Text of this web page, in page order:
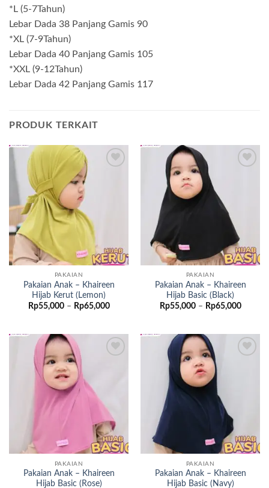
*L (5-7Tahun)
Lebar Dada 38 Panjang Gamis 90
*XL (7-9Tahun)
Lebar Dada 40 Panjang Gamis 105
*XXL (9-12Tahun)
Lebar Dada 42 Panjang Gamis 117
PRODUK TERKAIT
PAKAIAN
Pakaian Anak – Khaireen
Hijab Kerut (Lemon)
Rp55,000 – Rp65,000Rentang
Rp65,000
PAKAIAN
Pakaian Anak – Khaireen
Hijab Basic (Black)
Rp55,000 – Rp65,000
PAKAIAN
Pakaian Anak – Khaireen
Hijab Basic (Rose)
PAKAIAN
Pakaian Anak – Khaireen
Hijab Basic (Navy)